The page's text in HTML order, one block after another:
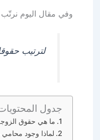
وفي مقال اليوم
لترتيب
جدول
ما هي حقوق
لماذا وجود